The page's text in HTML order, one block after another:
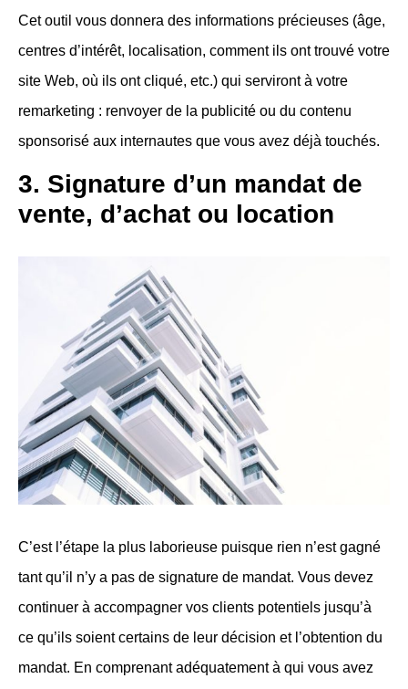
Cet outil vous donnera des informations précieuses (âge,
centres d’intérêt, localisation, comment ils ont trouvé votre
site Web, où ils ont cliqué, etc.) qui serviront à votre
remarketing : renvoyer de la publicité ou du contenu
sponsorisé aux internautes que vous avez déjà touchés.
3. Signature d’un mandat de
vente, d’achat ou location
C’est l’étape la plus laborieuse puisque rien n’est gagné
tant qu’il n’y a pas de signature de mandat. Vous devez
continuer à accompagner vos clients potentiels jusqu’à
ce qu’ils soient certains de leur décision et l’obtention du
mandat. En comprenant adéquatement à qui vous avez